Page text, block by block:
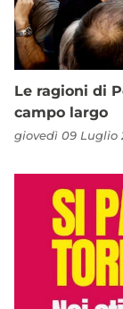
Le ragioni di
campo largo
giovedì 09 Luglio